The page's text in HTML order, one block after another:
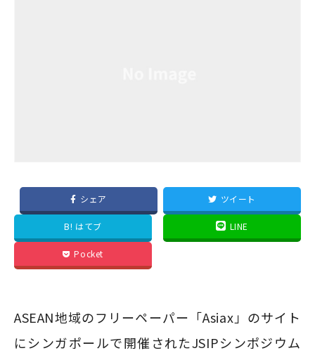
シェア ツイート
B! はてブ LINE
Pocket
ASEAN地域のフリーペーパー「Asiax」のサイト
にシンガポールで開催されたJSIPシンポジウム